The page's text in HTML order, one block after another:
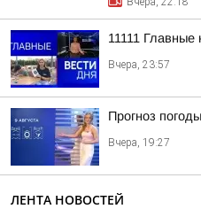
11111 Главные
Вчера, 23:57
Прогноз
Вчера, 19:27
ЛЕНТА НОВОСТЕЙ